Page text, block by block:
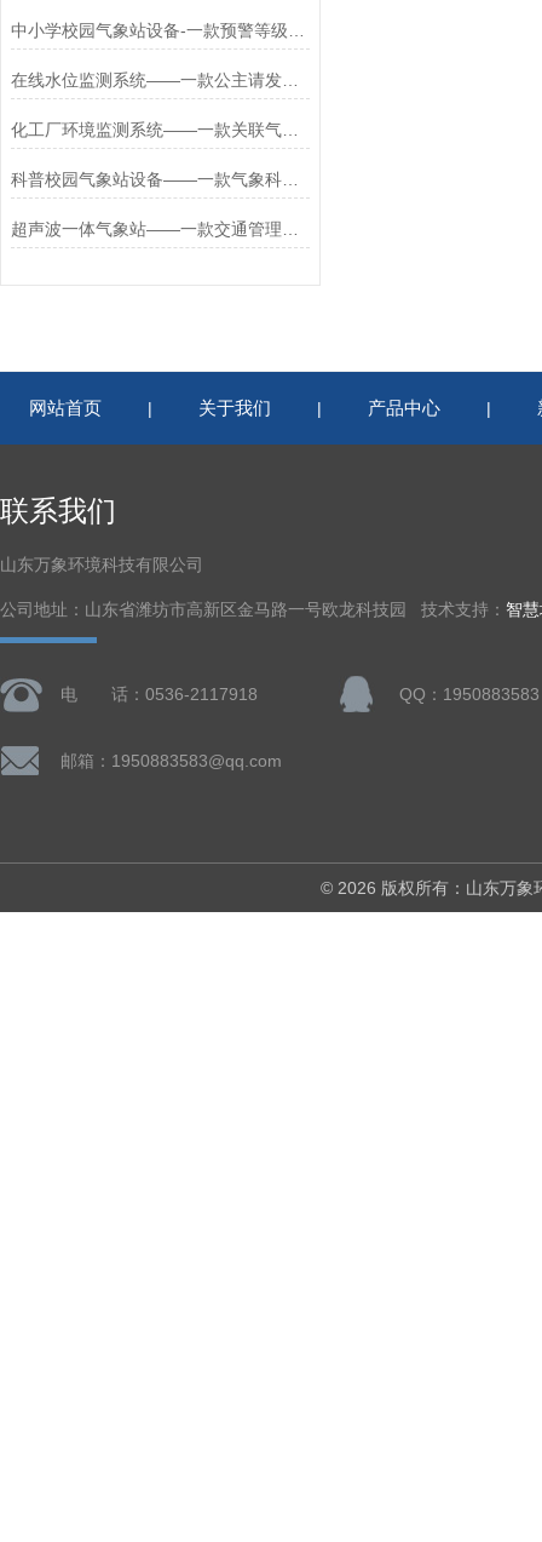
在线水位监测系统——一款公主请发货的水量水位监测系统2024万象环境
化工厂环境监测系统——一款关联气象的工业园区环境监测系统2025+派+送
科普校园气象站设备——一款气象科学的校园自动气象观测站2026+派+送
网站首页 | 关于我们 | 产品中心 |
联系我们
山东万象环境科技有限公司
公司地址：山东省潍坊市高新区金马路一号欧龙科技园 技术支持： 智
电 话：0536-2117918 QQ：1950883583
邮箱：1950883583@qq.com
© 2026 版权所有：山东万